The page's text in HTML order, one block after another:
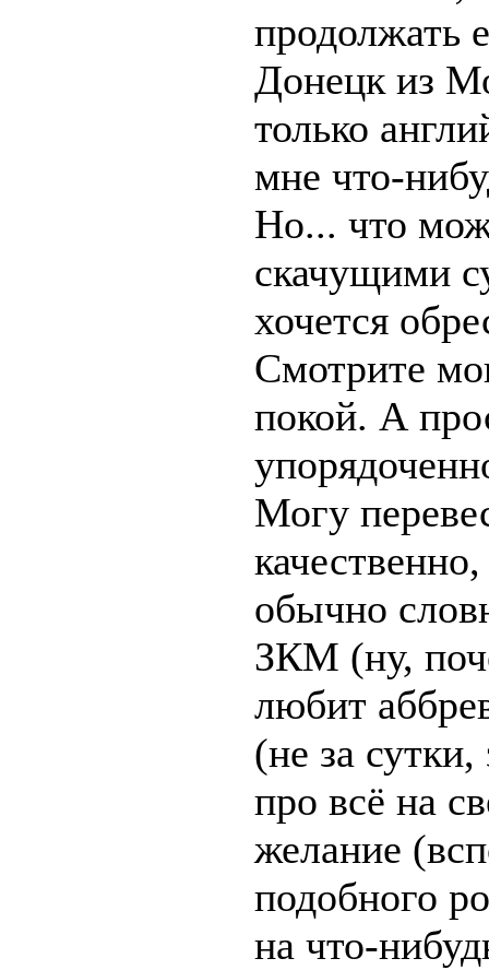
продолжать
Донецк из
только
мне что-
Но... что
скачущими
хочется
Смотрите
покой. А
Могу
обычно
ЗКМ (ну,
любит
(не за
про всё на
желание
подобного
на что-